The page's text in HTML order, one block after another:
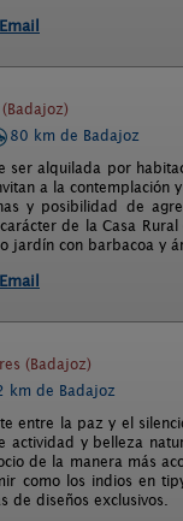
Email
80 km de Badajoz
alquilada por
a la contemplación
y posibilidad de
de la Casa
jardín con barbacoa y
Email
(Badajoz)
km de Badajoz
entre la paz y el
y belleza
de la manera más
como los indios en
diseños exclusivos.